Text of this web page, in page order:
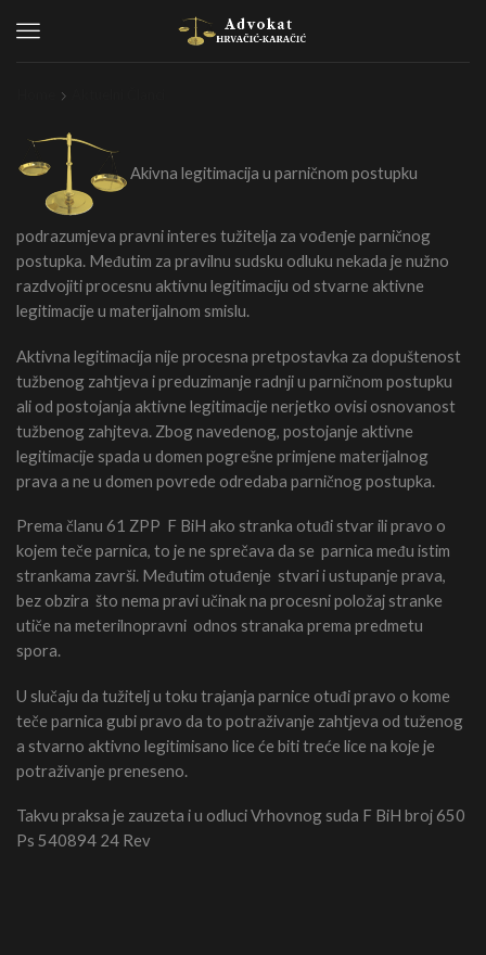
Menu
Akivna legitimacija u parničnom postupku
podrazumjeva pravni interes tužitelja za vođenje parničnog
postupka. Međutim za pravilnu sudsku odluku nekada je nužno
razdvojiti procesnu aktivnu legitimaciju od stvarne aktivne
legitimacije u materijalnom smislu.
Aktivna legitimacija nije procesna pretpostavka za dopuštenost
tužbenog zahtjeva i preduzimanje radnji u parničnom postupku
ali od postojanja aktivne legitimacije nerjetko ovisi osnovanost
tužbenog zahjteva. Zbog navedenog, postojanje aktivne
legitimacije spada u domen pogrešne primjene materijalnog
prava a ne u domen povrede odredaba parničnog postupka.
Prema članu 61 ZPP F BiH ako stranka otuđi stvar ili pravo o
kojem teče parnica, to je ne sprečava da se parnica među istim
strankama završi. Međutim otuđenje stvari i ustupanje prava,
bez obzira što nema pravi učinak na procesni položaj stranke
utiče na meterilnopravni odnos stranaka prema predmetu
spora.
U slučaju da tužitelj u toku trajanja parnice otuđi pravo o kome
teče parnica gubi pravo da to potraživanje zahtjeva od tuženog
a stvarno aktivno legitimisano lice će biti treće lice na koje je
potraživanje preneseno.
Takvu praksa je zauzeta i u odluci Vrhovnog suda F BiH broj 650
Ps 540894 24 Rev